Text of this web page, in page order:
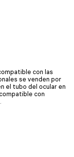
con las
se venden por
el tubo del ocular en
con